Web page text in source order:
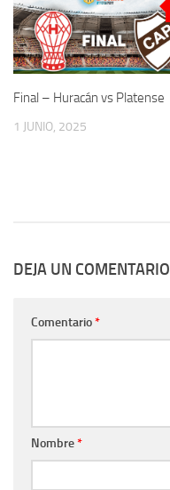
Final – Huracán vs Platense
1 JUNIO, 2025
DEJA UN COMENTARIO
Comentario*
Nombre*